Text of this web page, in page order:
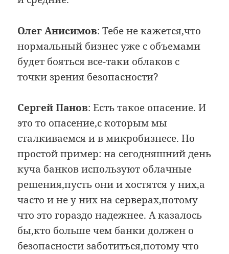
Олег Анисимов: Тебе не кажется,что
нормальный бизнес уже с объемами
будет бояться все-таки облаков с
точки зрения безопасности?
Сергей Панов: Есть такое опасение. И
это то опасение,с которым мы
сталкиваемся и в микробизнесе. Но
простой пример: на сегодняшний день
куча банков используют облачные
решения,пусть они и хостятся у них,а
часто и не у них на серверах,потому
что это гораздо надежнее. А казалось
бы,кто больше чем банки должен о
безопасности заботиться,потому что